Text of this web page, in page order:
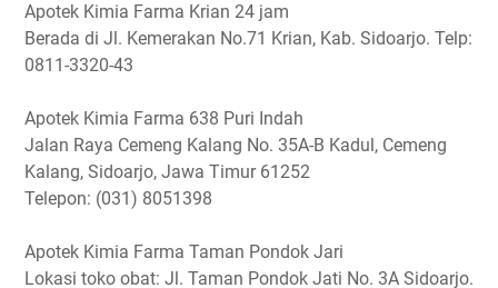
Apotek Kimia Farma Krian 24 jam
Berada di Jl. Kemerakan No.71 Krian, Kab. Sidoarjo. Telp:
0811-3320-43
Apotek Kimia Farma 638 Puri Indah
Jalan Raya Cemeng Kalang No. 35A-B Kadul, Cemeng
Kalang, Sidoarjo, Jawa Timur 61252
Telepon: (031) 8051398
Apotek Kimia Farma Taman Pondok Jari
Lokasi toko obat: Jl. Taman Pondok Jati No. 3A Sidoarjo.